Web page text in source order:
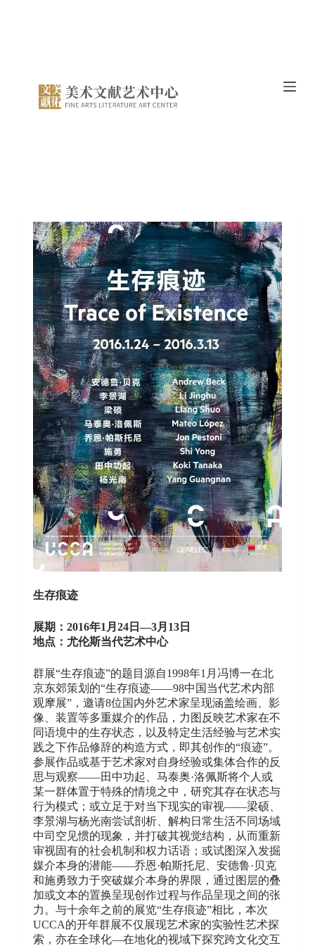
生存痕迹
展期：2016年1月24日—3月13日
地点：尤伦斯当代艺术中心
群展“生存痕迹”的题目源自1998年1月冯博一在北
京东郊策划的“生存痕迹——98中国当代艺术内部
观摩展”，邀请8位国内外艺术家呈现涵盖绘画、影
像、装置等多重媒介的作品，力图反映艺术家在不
同语境中的生存状态，以及特定生活经验与艺术实
践之下作品修辞的构造方式，即其创作的“痕迹”。
参展作品或基于艺术家对自身经验或集体合作的反
思与观察——田中功起、马泰奥·洛佩斯将个人或
某一群体置于特殊的情境之中，研究其存在状态与
行为模式；或立足于对当下现实的审视——梁硕、
李景湖与杨光南尝试剖析、解构日常生活不同场域
中司空见惯的现象，并打破其视觉结构，从而重新
审视固有的社会机制和权力话语；或试图深入发掘
媒介本身的潜能——乔恩·帕斯托尼、安德鲁·贝克
和施勇致力于突破媒介本身的界限，通过图层的叠
加或文本的置换呈现创作过程与作品呈现之间的张
力。与十余年之前的展览“生存痕迹”相比，本次
UCCA的开年群展不仅展现艺术家的实验性艺术探
索，亦在全球化—在地化的视域下探究跨文化交互